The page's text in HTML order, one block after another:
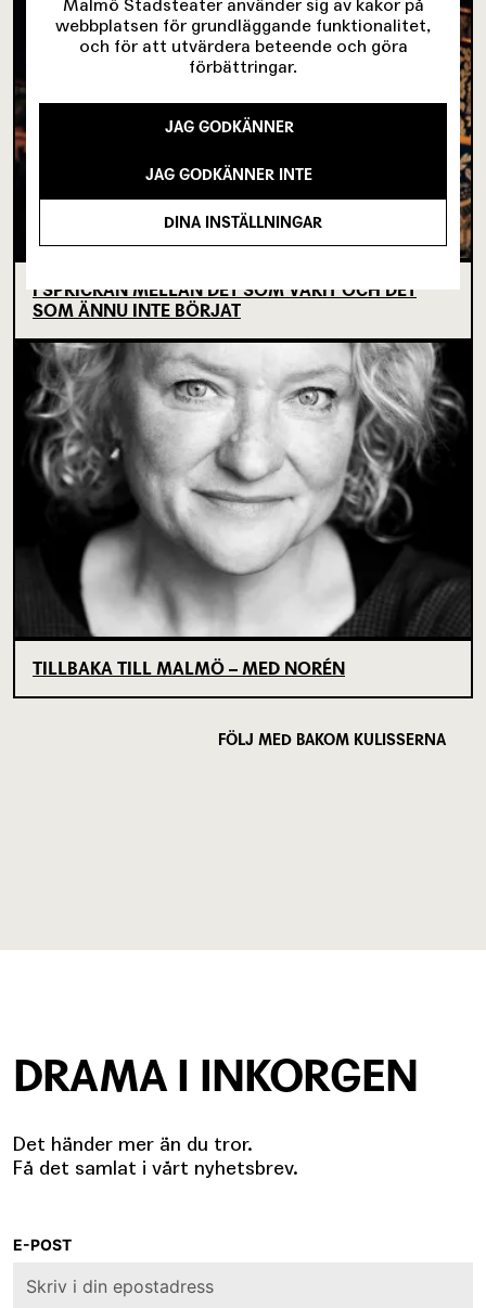
I SPRICKAN MELLAN DET SOM VARIT OCH DET
SOM ÄNNU INTE BÖRJAT
TILLBAKA TILL MALMÖ – MED NORÉN
FÖLJ MED BAKOM KULISSERNA
DRAMA I INKORGEN
Det händer mer än du tror.
Få det samlat i vårt nyhetsbrev.
E-POST
Malmö Stadsteater använder sig av kakor på
webbplatsen för grundläggande funktionalitet,
och för att utvärdera beteende och göra
förbättringar.
JAG GODKÄNNER
JAG GODKÄNNER INTE
DINA INSTÄLLNINGAR